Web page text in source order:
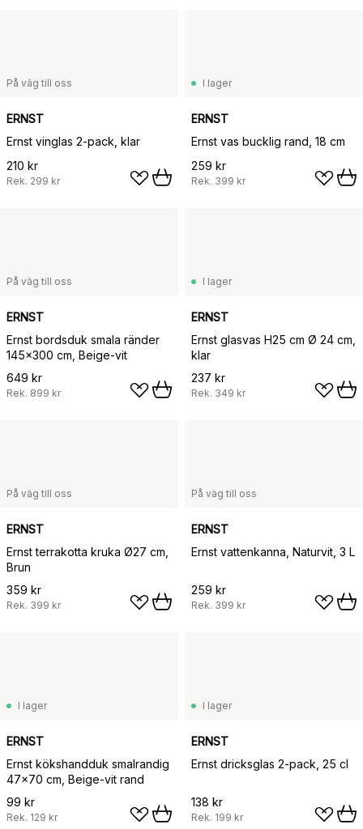
På väg till oss
ERNST
Ernst vinglas 2-pack, klar
210 kr
Rek. 299 kr
I lager
ERNST
Ernst vas bucklig rand, 18 cm
259 kr
Rek. 399 kr
På väg till oss
ERNST
Ernst bordsduk smala ränder
145x300 cm, Beige-vit
649 kr
Rek. 899 kr
I lager
ERNST
Ernst glasvas H25 cm Ø 24 cm,
klar
237 kr
Rek. 349 kr
På väg till oss
ERNST
Ernst terrakotta kruka Ø27 cm,
Brun
359 kr
Rek. 399 kr
På väg till oss
ERNST
Ernst vattenkanna, Naturvit, 3 L
259 kr
Rek. 399 kr
I lager
ERNST
Ernst kökshandduk smalrandig
47x70 cm, Beige-vit rand
99 kr
Rek. 129 kr
I lager
ERNST
Ernst dricksglas 2-pack, 25 cl
138 kr
Rek. 199 kr